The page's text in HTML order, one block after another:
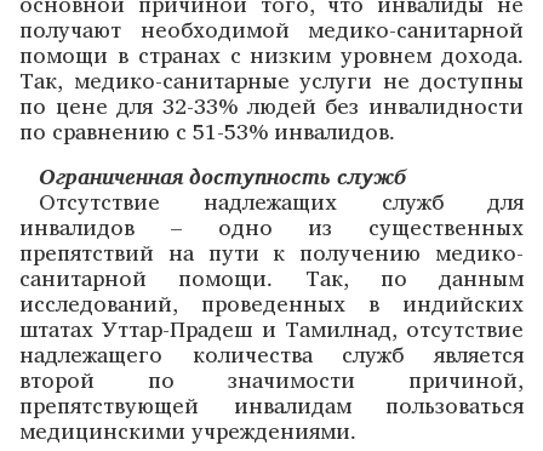
получают необходимой медико-санитарной
помощи в странах с низким уровнем дохода.
Так, медико-санитарные услуги не доступны
по цене для 32-33% людей без инвалидности
по сравнению с 51-53% инвалидов.
Ограниченная доступность служб
Отсутствие надлежащих служб для
инвалидов – одно из существенных
препятствий на пути к получению медико-
санитарной помощи. Так, по данным
исследований, проведенных в индийских
штатах Уттар-Прадеш и Тамилнад, отсутствие
надлежащего количества служб является
второй по значимости причиной,
препятствующей инвалидам пользоваться
медицинскими учреждениями.